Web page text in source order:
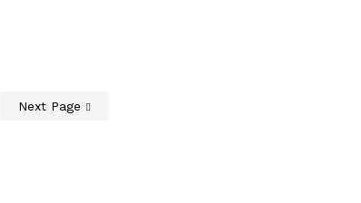
Next Page